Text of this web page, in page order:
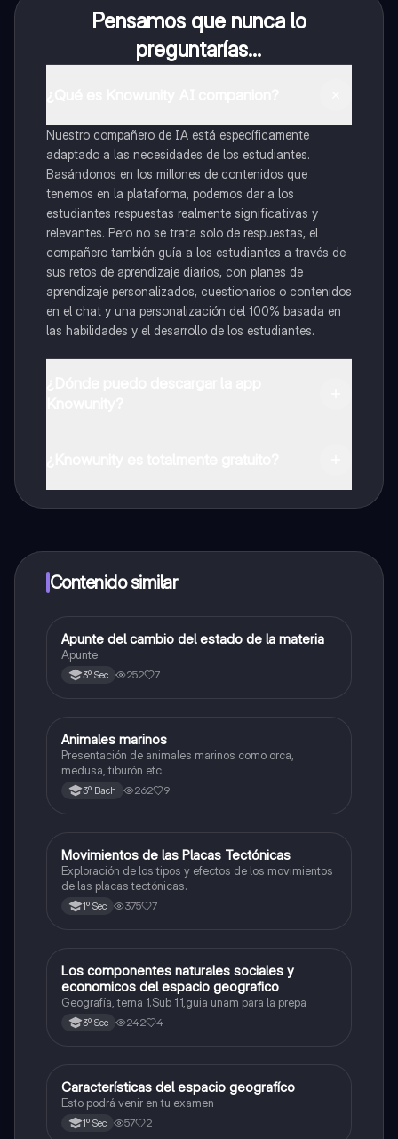
Pensamos que nunca lo
preguntarías...
Nuestro compañero de IA está específicamente
adaptado a las necesidades de los estudiantes.
Basándonos en los millones de contenidos que
tenemos en la plataforma, podemos dar a los
estudiantes respuestas realmente significativas y
relevantes. Pero no se trata solo de respuestas, el
compañero también guía a los estudiantes a través de
sus retos de aprendizaje diarios, con planes de
aprendizaje personalizados, cuestionarios o contenidos
en el chat y una personalización del 100% basada en
las habilidades y el desarrollo de los estudiantes.
a determinadas funciones.
Contenido similar
Biología
Apunte del cambio del estado de la materia
Apunte
3º Sec 252 7
Biología
Animales marinos
Presentación de animales marinos como orca,
medusa, tiburón etc.
3º Bach 262 9
Geografía
Movimientos de las Placas Tectónicas
Exploración de los tipos y efectos de los movimientos
de las placas tectónicas.
1º Sec 375 7
Geografía
Los componentes naturales sociales y
economicos del espacio geografico
Geografía, tema 1.Sub 1.1,guia unam para la prepa
3º Sec 242 4
Geografía
Características del espacio geografíco
Esto podrá venir en tu examen
1º Sec 57 2